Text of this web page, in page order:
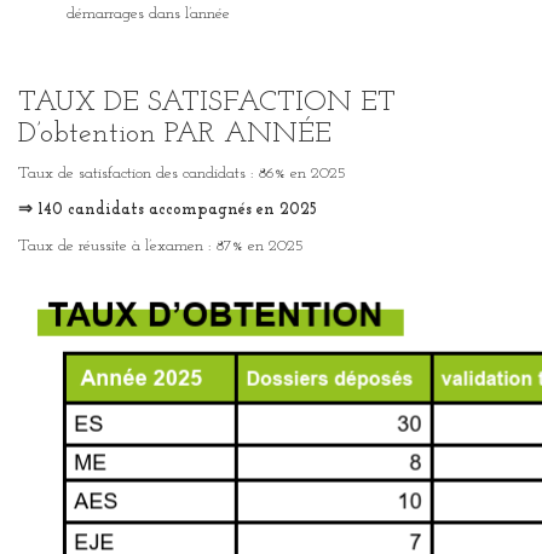
démarrages dans l’année
TAUX DE SATISFACTION ET
D’obtention PAR ANNÉE
Taux de satisfaction des candidats : 86% en 2025
⇒ 140 candidats accompagnés en 2025
Taux de réussite à l’examen : 87% en 2025